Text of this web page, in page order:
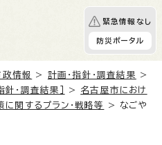
緊急情報なし
防災ポータル
政情報 > 計画・指針・調査結果
>
・調査結果］
> 名古屋市におけ
関するプラン・戦略等
> なごや